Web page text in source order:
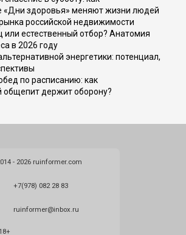
«Дни здоровья» меняют жизни людей
российской недвижимости
естественный отбор? Анатомия
в 2026 году
энергетики: потенциал,
по расписанию: как
общепит держит оборону?
- 2026 ruinformer.com
+7(978) 082 28 83
ruinformer@inbox.ru